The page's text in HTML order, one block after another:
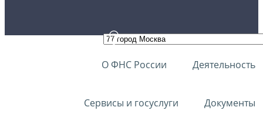
О ФНС России Деятельность
Сервисы и госуслуги Документы